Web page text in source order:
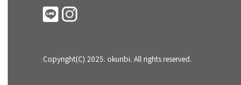
Copyright(C) 2025. okuribi. All rights reserved.